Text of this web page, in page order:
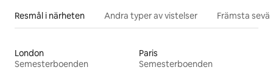
Resmål i närheten Andra typer av vistelser Främsta
London
Semesterboenden
Paris
Semesterboenden